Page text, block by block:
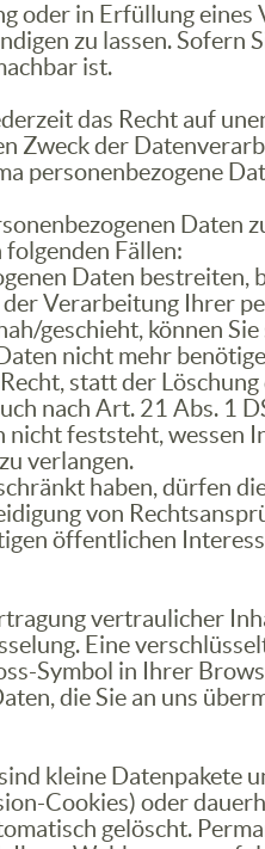
oder in Erfüllung
zu lassen.
ist.
das Recht auf
Zweck der
personenbezogene
Daten
Fällen:
Daten
Verarbeitung Ihrer
geschieht, können
nicht mehr
statt der
nach Art. 21 Abs. 1
feststeht, wessen
verlangen.
haben, dürfen
von
öffentlichen
vertraulicher
Eine
Symbol in Ihrer
die Sie an uns
kleine Datenpakete
Cookies) oder
gelöscht.